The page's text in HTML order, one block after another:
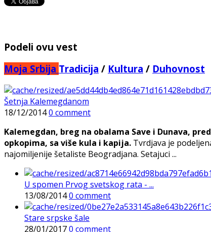
Podeli ovu vest
Moja Srbija Tradicija / Kultura / Duhovnost
Šetnja Kalemegdanom
18/12/20140 comment
Kalemegdan, breg na obalama Save i Dunava,
opkopima, sa više kula i kapija. Tvrdjava je
najomiljenije šetaliste Beogradjana. Setajuci ...
U spomen Prvog svetskog rata - ...
13/08/20140 comment
Stare srpske šale
28/01/20170 comment